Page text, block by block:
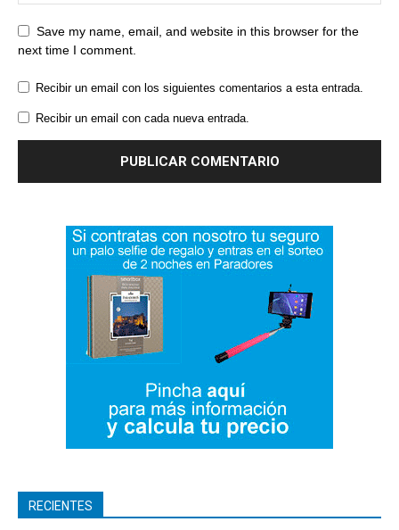
Save my name, email, and website in this browser for the
next time I comment.
Recibir un email con los siguientes comentarios a esta entrada.
Recibir un email con cada nueva entrada.
RECIENTES